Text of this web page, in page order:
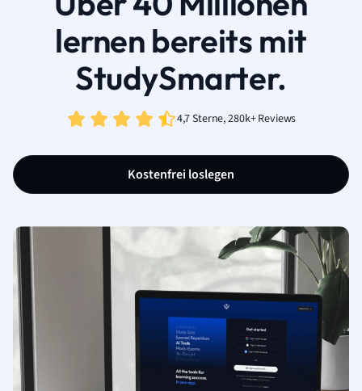
lernen bereits mit
StudySmarter.
4,7 Sterne, 280k+ Reviews
Kostenfrei loslegen